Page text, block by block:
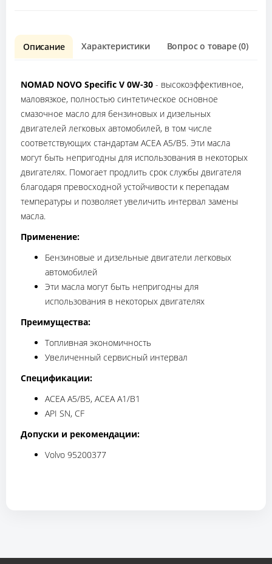
Описание Характеристики Вопрос о товаре (0)
NOMAD NOVO Specific V 0W-30 - высокоэффективное,
маловязкое, полностью синтетическое основное
смазочное масло для бензиновых и дизельных
двигателей легковых автомобилей, в том числе
соответствующих стандартам ACEA A5/B5. Эти масла
могут быть непригодны для использования в некоторых
двигателях. Помогает продлить срок службы двигателя
благодаря превосходной устойчивости к перепадам
температуры и позволяет увеличить интервал замены
масла.
Применение:
Бензиновые и дизельные двигатели легковых
автомобилей
Эти масла могут быть непригодны для
использования в некоторых двигателях
Преимущества:
Топливная экономичность
Увеличенный сервисный интервал
Спецификации:
ACEA A5/B5, ACEA A1/B1
API SN, CF
Допуски и рекомендации:
Volvo 95200377